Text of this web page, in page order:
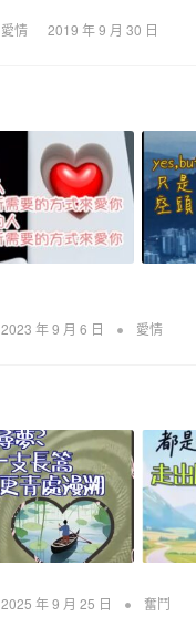
愛情 2019 年 9 月 30 日
2023 年 9 月 6 日 • 愛情
2025 年 9 月 25 日 • 奮鬥